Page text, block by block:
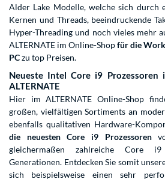
Alder Lake Modelle, welche sich durch
Kernen und Threads, beeindruckende
Hyper-Threading und noch vieles mehr
ALTERNATE im Online-Shopfür die
PCzu top Preisen.
Neueste Intel Core i9
ALTERNATE
Hier im ALTERNATE Online-Shop
großen, vielfältigen Sortiments an
ebenfalls qualitativen Hardware-
die neuesten Core i9 Prozessoren
gleichermaßen zahlreiche Core i9
Generationen. Entdecken Sie somit
sich beispielsweise einen sehr